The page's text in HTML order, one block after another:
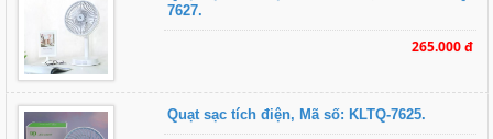
7627.
265.000 đ
Quạt sạc tích điện, Mã số: KLTQ-7625.